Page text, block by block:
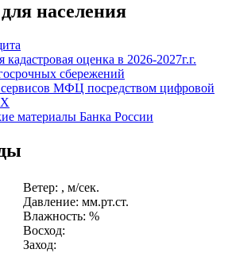
населения
кадастровая оценка в 2026-2027г.г.
сбережений
МФЦ посредством цифровой
материалы Банка России
Ветер: , м/сек.
Давление: мм.рт.ст.
Влажность: %
Восход:
Заход: